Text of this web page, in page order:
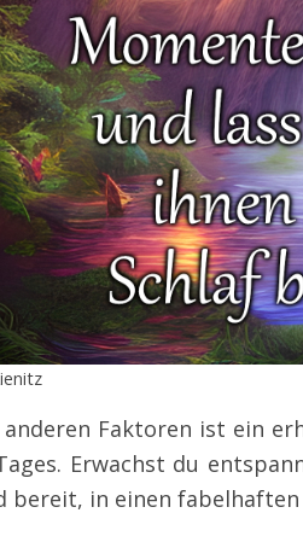
Faktoren ist ein
Erwachst du
bereit, in einen